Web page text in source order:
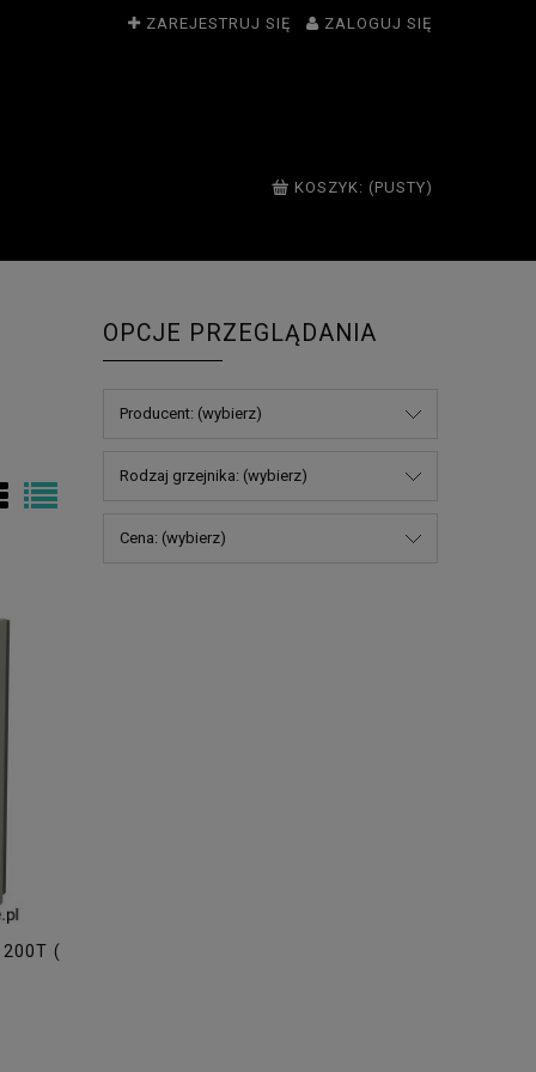
ZAREJESTRUJ SIĘ ZALOGUJ SIĘ
KOSZYK: (PUSTY)
200T (
OPCJE PRZEGLĄDANIA
Producent: (wybierz)
Rodzaj grzejnika: (wybierz)
Cena: (wybierz)